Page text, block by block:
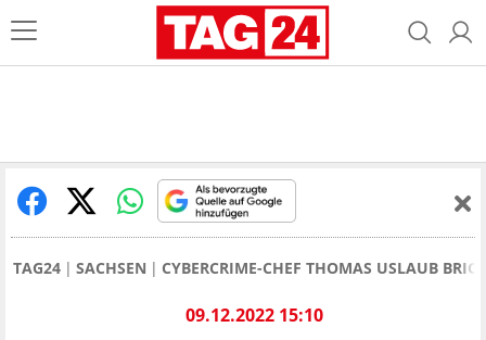
TAG24 SACHSEN CYBERCRIME-CHEF THOMAS USLAUB
09.12.2022 15:10